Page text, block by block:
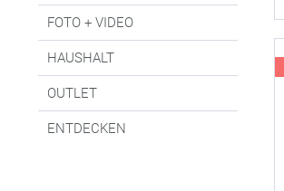
FOTO + VIDEO
HAUSHALT
OUTLET
ENTDECKEN